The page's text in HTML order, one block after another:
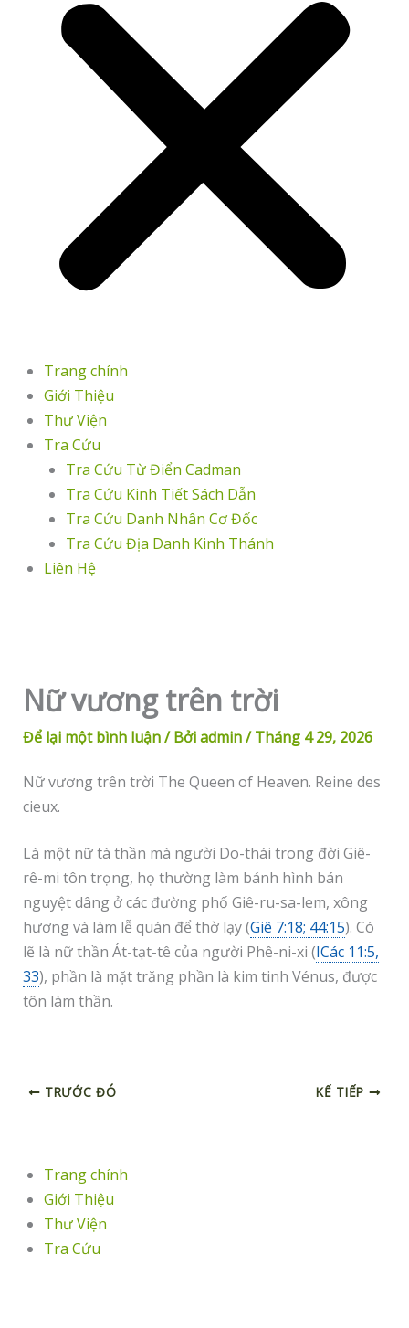
Trang chính
Giới Thiệu
Thư Viện
Tra Cứu
Tra Cứu Từ Điển Cadman
Tra Cứu Kinh Tiết Sách Dẫn
Tra Cứu Danh Nhân Cơ Đốc
Tra Cứu Địa Danh Kinh Thánh
Liên Hệ
Nữ vương trên trời
Để lại một bình luận/ Bởiadmin/Tháng 4 29, 2026
Nữ vương trên trời The Queen of Heaven. Reine des
cieux.
Là một nữ tà thần mà người Do-thái trong đời Giê-
rê-mi tôn trọng, họ thường làm bánh hình bán
nguyệt dâng ở các đường phố Giê-ru-sa-lem, xông
hương và làm lễ quán để thờ lạy (Giê 7:18; 44:15). Có
lẽ là nữ thần Át-tạt-tê của người Phê-ni-xi (ICác 11:5,
33), phần là mặt trăng phần là kim tinh Vénus, được
tôn làm thần.
TRƯỚC ĐÓ KẾ TIẾP
Trang chính
Giới Thiệu
Thư Viện
Tra Cứu